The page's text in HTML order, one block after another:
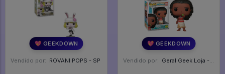
💖 GEEKDOWN
Vendido por: ROVANI POPS - SP
💖 GEEKDOWN
Vendido por: Geral Geek Loja - SP